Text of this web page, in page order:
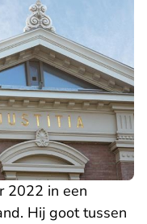
2022 in een
Hij goot tussen